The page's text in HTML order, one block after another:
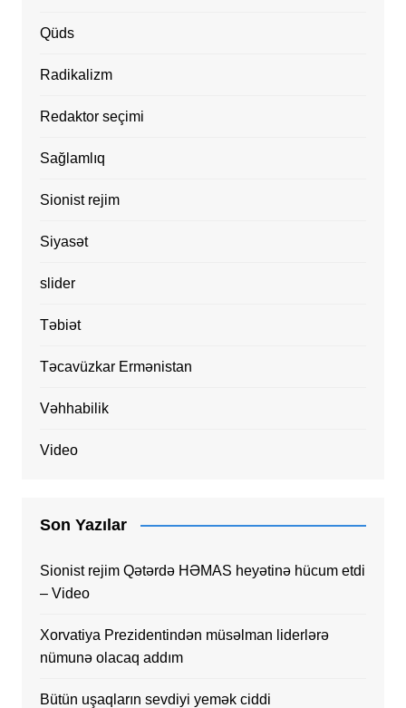
Qüds
Radikalizm
Redaktor seçimi
Sağlamlıq
Sionist rejim
Siyasət
slider
Təbiət
Təcavüzkar Ermənistan
Vəhhabilik
Video
Son Yazılar
Sionist rejim Qətərdə HƏMAS heyətinə hücum etdi
– Video
Xorvatiya Prezidentindən müsəlman liderlərə
nümunə olacaq addım
Bütün uşaqların sevdiyi yemək ciddi